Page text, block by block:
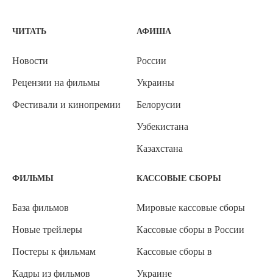
ЧИТАТЬ
Новости
Рецензии на фильмы
Фестивали и кинопремии
АФИША
России
Украины
Белорусии
Узбекистана
Казахстана
ФИЛЬМЫ
База фильмов
Новые трейлеры
Постеры к фильмам
Кадры из фильмов
КАССОВЫЕ СБОРЫ
Мировые кассовые сборы
Кассовые сборы в России
Кассовые сборы в
Украине